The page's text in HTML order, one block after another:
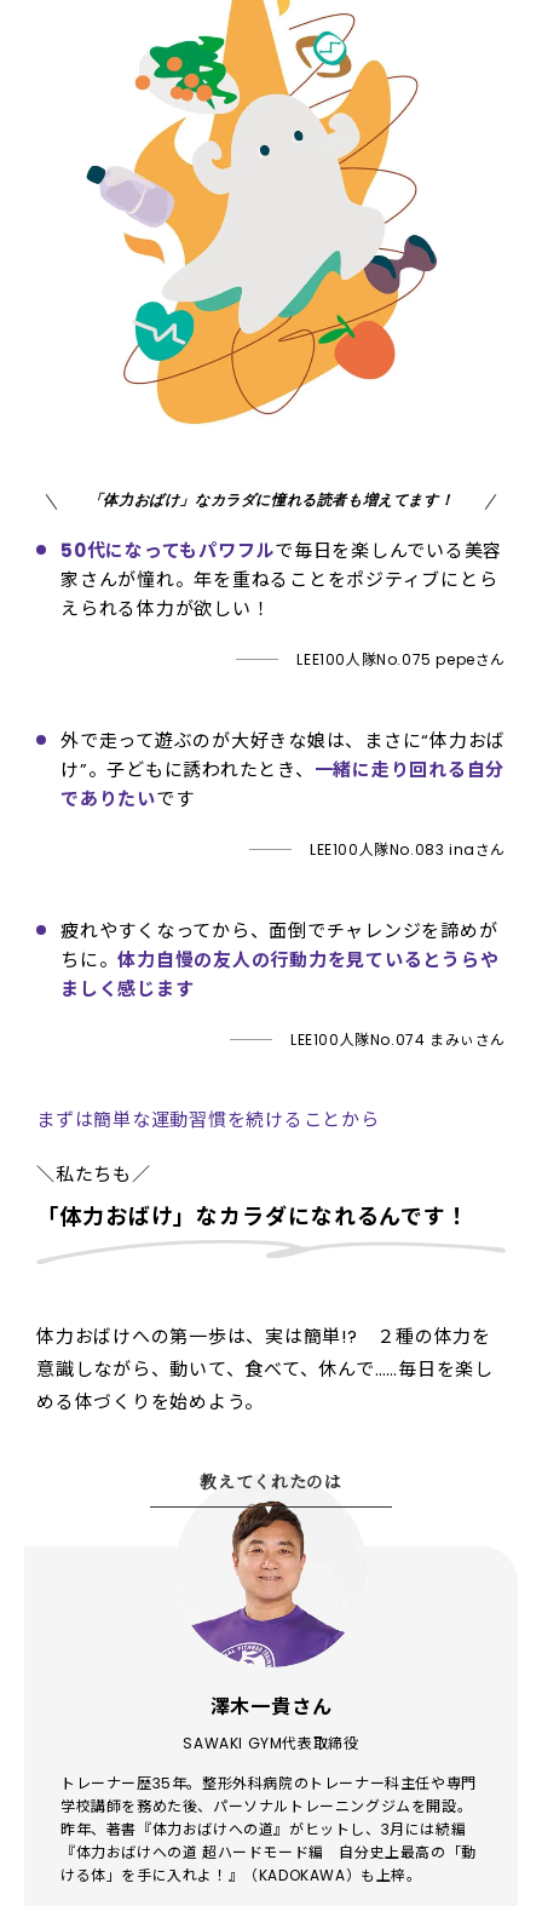
「体力おばけ」なカラダに憧れる読者も増えてます！
50代になってもパワフルで毎日を楽しんでいる美容
家さんが憧れ。年を重ねることをポジティブにとら
えられる体力が欲しい！
LEE100人隊No.075 pepeさん
外で走って遊ぶのが大好きな娘は、まさに“体力おば
け”。子どもに誘われたとき、 一緒に走り回れる自分
でありたいです
LEE100人隊No.083 inaさん
疲れやすくなってから、面倒でチャレンジを諦めが
ちに。体力自慢の友人の行動力を見ているとうらや
ましく感じます
LEE100人隊No.074 まみぃさん
まずは簡単な運動習慣を続けることから
＼私たちも／
「体力おばけ」なカラダになれるんです！
体力おばけへの第一歩は、実は簡単!? ２種の体力を
意識しながら、動いて、食べて、休んで……毎日を楽し
める体づくりを始めよう。
教えてくれたのは
澤木一貴さん
SAWAKI GYM代表取締役
トレーナー歴35年。整形外科病院のトレーナー科主任や専門
学校講師を務めた後、パーソナルトレーニングジムを開設。
昨年、著書『体力おばけへの道』がヒットし、3月には続編
『体力おばけへの道 超ハードモード編 自分史上最高の「動
ける体」を手に入れよ！』（KADOKAWA）も上梓。